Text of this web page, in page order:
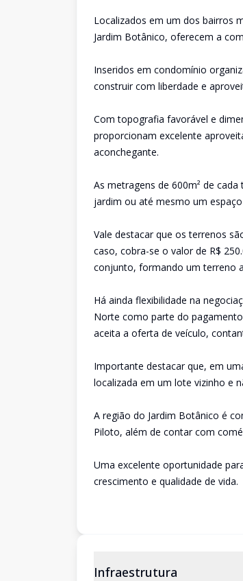
Localizados em um dos bairros
Jardim Botânico, oferecem a
Inseridos em condomínio
construir com liberdade e
Com topografia favorável e
proporcionam excelente
aconchegante.
As metragens de 600m² de
jardim ou até mesmo um
Vale destacar que os terrenos
caso, cobra-se o valor de R$
conjunto, formando um terreno
Há ainda flexibilidade na
Norte como parte do
aceita a oferta de veículo,
Importante destacar que, em
localizada em um lote vizinho e
A região do Jardim Botânico é
Piloto, além de contar com
Uma excelente oportunidade
crescimento e qualidade de vida.
Infraestrutura